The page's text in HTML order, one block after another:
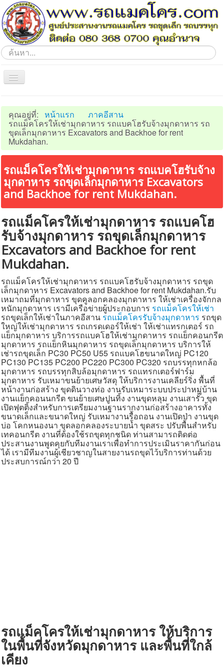
ค้นหา...
Toggle
Navigation
ภาคอีสาน
ภาคตะวันออก
ภาคกลาง
ภาคเหนือ
ภาคตะวันตก
ประชาสัมพันธ์
แผนผังเว็บไซต์
ค้นหา
ติดต่อเรา
สายด่วน
คุณอยู่ที่: หน้าแรก ภาคอีสาน
รถแม็คโครให้เช่ามุกดาหาร รถแบคโฮรับจ้างมุกดาหาร รถ
ขุดเล็กมุกดาหาร Excavators and Backhoe for rent
Mukdahan.
รถแม็คโครให้เช่ามุกดาหาร รถแบคโฮรับจ้าง
มุกดาหาร รถขุดเล็กมุกดาหาร Excavators
and Backhoe for rent Mukdahan.
รถแม็คโครให้เช่ามุกดาหาร รถแบคโฮ
รับจ้างมุกดาหาร รถขุดเล็กมุกดาหาร
Excavators and Backhoe for rent
Mukdahan.
รถแม็คโครให้เช่ามุกดาหาร รถแบคโฮรับจ้างมุกดาหาร รถขุด
เล็กมุกดาหาร Excavators and Backhoe for rent Mukdahan.รับ
เหมาถมที่มุกดาหาร ขุดคูลอกคลองมุกดาหาร ให้เช่าเครื่องจักกล
หนักมุกดาหาร เรามีเครือข่ายผู้ประกอบการ รถแม็คโครให้เช่า
รถขุดเล็กให้เช่าในภาคอีสาน รถแม็คโครรับจ้างมุกดาหาร รถขุด
ใหญ่ให้เช่ามุกดาหาร รถเกรดเดอร์ให้เช่า ให้เช่าแทรกเตอร์ รถ
แย็กมุกดาหาร บริการรถแบคโฮให้เช่ามุกดาหาร รถแย็กคอนกรีต
มุกดาหาร รถแย็กหินมุกดาหาร รถขุดเล็กมุกดาหาร บริการให้
เช่ารถขุดเล็ก PC30 PC50 U55 รถแบคโฮขนาดใหญ่ PC120
PC130 PC135 PC200 PC220 PC300 PC320 รถบรรทุกหกล้อ
มุกดาหาร รถบรรทุกสิบล้อมุกดาหาร รถแทรกเตอร์ฟาร์ม
มุกดาหาร รับเหมาขนย้ายเศษวัสดุ ให้บริการงานเคลียร์ริ่ง พื้นที่
หน้างานก่อสร้าง ขุดดินวางท่อ งานรับเหมาระบบประปาหมู่บ้าน
งานแย็กคอนนกรีต ขนย้ายเศษปูนทิ้ง งานขุดหลุม งานเสารั้ว ขุด
เปิดฟุตติ้งสำหรับการเตรียมงานฐานรากงานก่อสร้างอาคารทั้ง
ขนาดเล็กและขนาดใหญ่ รับเหมางานรื้อถอน งานเปิดป่า งานขุด
บ่อ โคกหนองนา ขุดลอกคลองระบายน้ำ ขุดสระ ปรับพื้นสำหรับ
เทคอนกรีต งานที่ต้องใช้รถขุดทุกชนิด ท่านสามารถติดต่อ
ประสานงานพูดคุยกับทีมงานเราเพื่อทำการประเมินราคากันก่อน
ได้ เรามีทีมงานผู้เชียวชาญในสายงานรถขุดไว้บริการท่านด้วย
ประสบการณ์กว่า 20 ปี
รถแม็คโครให้เช่ามุกดาหาร ให้บริการ
ในพื้นที่จังหวัดมุกดาหาร และพื้นที่ใกล้
เคียง